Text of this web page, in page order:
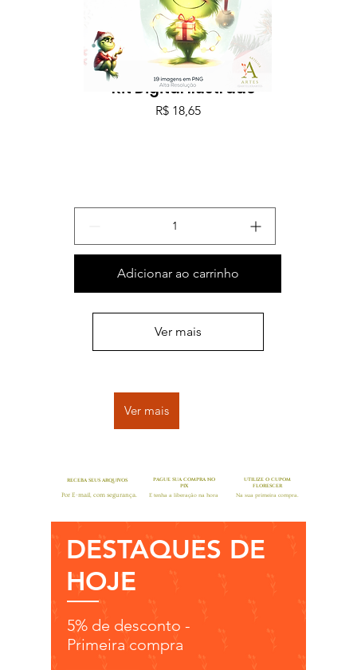
Merry Christmas Grinch
- Kit Digital Ilustrado
Preço
R$ 18,65
Adicionar ao carrinho
Ver mais
Ver mais
RECEBA SEUS ARQUIVOS
PAGUE SUA COMPRA NO
PIX
Por E-mail, com segurança. E tenha a liberação na hora
UTILIZE O CUPOM
FLORESCER
Na sua primeira compra.
DESTAQUES DE
HOJE
5% de desconto -
Primeira compra